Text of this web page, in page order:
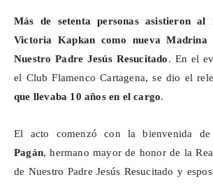
Más de setenta personas asistieron al
VictoriaKapkan como nueva Madrina
Nuestro Padre Jesús Resucitado. En el
el Club Flamenco Cartagena, se dio el
que llevaba 10 años en el cargo.
El acto comenzó con la bienvenida
Pagán, hermano mayor de honor de la
de Nuestro Padre Jesús Resucitado y